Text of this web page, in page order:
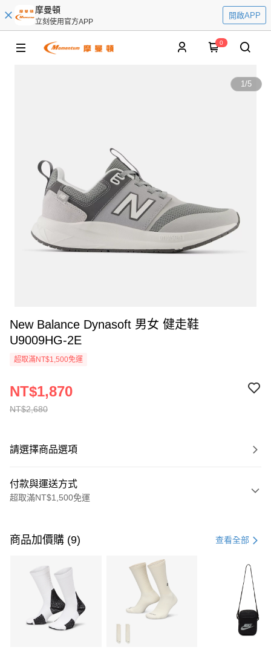
摩曼頓
立刻使用官方APP
開啟APP
0
1/5
New Balance Dynasoft 男女 健走鞋
U9009HG-2E
超取滿NT$1,500免運
NT$2,680
NT$1,870
請選擇商品選項
付款與運送方式
超取滿NT$1,500免運
信用卡一次付款
3 期 0 利率 每期 21家銀行
合作金庫商業銀行
第一商業銀行
華南商業銀行
彰化商業銀行
上海商業儲蓄銀行
Apple Pay
商品加價購 (9) 查看全部